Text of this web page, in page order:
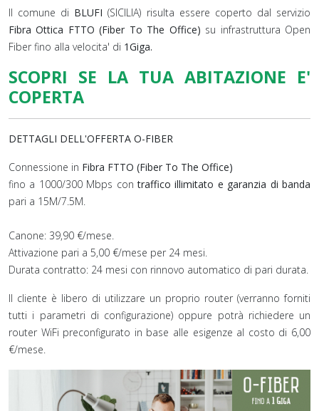
Il comune di BLUFI (SICILIA) risulta essere coperto dal servizio
Fibra Ottica FTTO (Fiber To The Office) su infrastruttura Open
Fiber fino alla velocita' di 1Giga.
SCOPRI SE LA TUA ABITAZIONE E'
COPERTA
DETTAGLI DELL'OFFERTA O-FIBER
Connessione in Fibra FTTO (Fiber To The Office)
fino a 1000/300 Mbps con traffico illimitato e garanzia di banda
pari a 15M/7.5M.
Canone: 39,90 €/mese.
Attivazione pari a 5,00 €/mese per 24 mesi.
Durata contratto: 24 mesi con rinnovo automatico di pari durata.
Il cliente è libero di utilizzare un proprio router (verranno forniti
tutti i parametri di configurazione) oppure potrà richiedere un
router WiFi preconfigurato in base alle esigenze al costo di 6,00
€/mese.